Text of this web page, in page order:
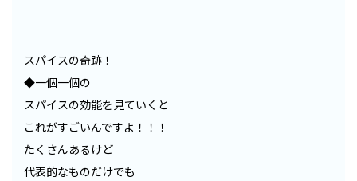
スパイスの奇跡！
◆一個一個の
スパイスの効能を見ていくと
これがすごいんですよ！！！
たくさんあるけど
代表的なものだけでも